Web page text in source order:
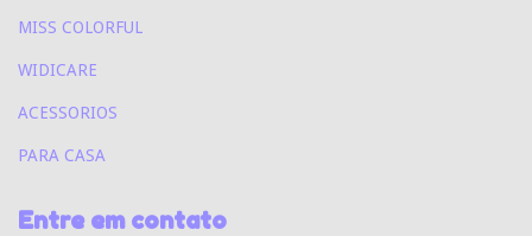
MISS COLORFUL
WIDICARE
ACESSORIOS
PARA CASA
Entre em contato